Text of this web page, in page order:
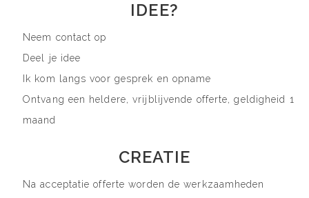
IDEE?
Neem contact op
Deel je idee
Ik kom langs voor gesprek en opname
Ontvang een heldere, vrijblijvende offerte, geldigheid 1
maand
CREATIE
Na acceptatie offerte worden de werkzaamheden